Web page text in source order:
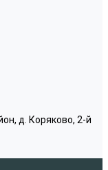
д. Коряково, 2-й